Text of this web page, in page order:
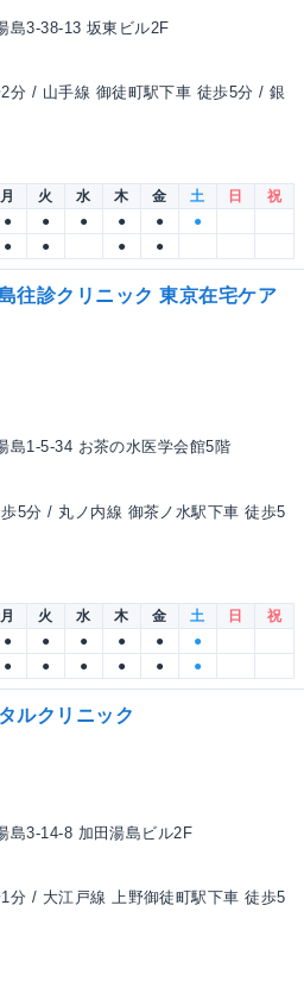
島3-38-13 坂東ビル2F
分 / 山手線 御徒町駅下車 徒歩5分 / 銀
月 火 水 木 金 土 日
祝
● ● ● ● ●
●
● ● ● ●
往診クリニック 東京在宅ケア
島1-5-34 お茶の水医学会館5階
5分 / 丸ノ内線 御茶ノ水駅下車 徒歩5
月 火 水 木 金 土 日
祝
● ● ● ● ●
●
● ● ● ● ● ●
ルクリニック
島3-14-8 加田湯島ビル2F
分 / 大江戸線 上野御徒町駅下車 徒歩5